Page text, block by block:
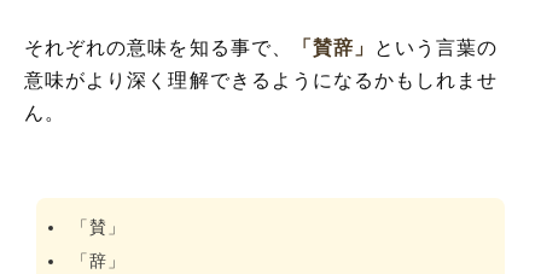
それぞれの意味を知る事で、 「賛辞」
という言葉の
意味がより深く理解できるようになるかもしれませ
ん。
「賛」
「辞」